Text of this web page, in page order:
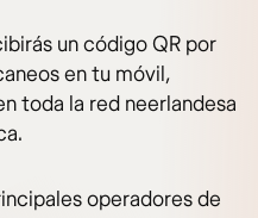
un código QR por
en tu móvil,
toda la red neerlandesa
operadores de